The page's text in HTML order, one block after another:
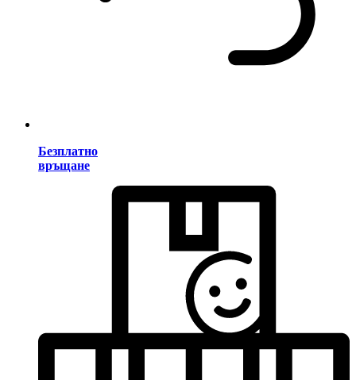
Безплатно
връщане